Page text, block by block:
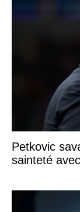
Petkovic
sainteté